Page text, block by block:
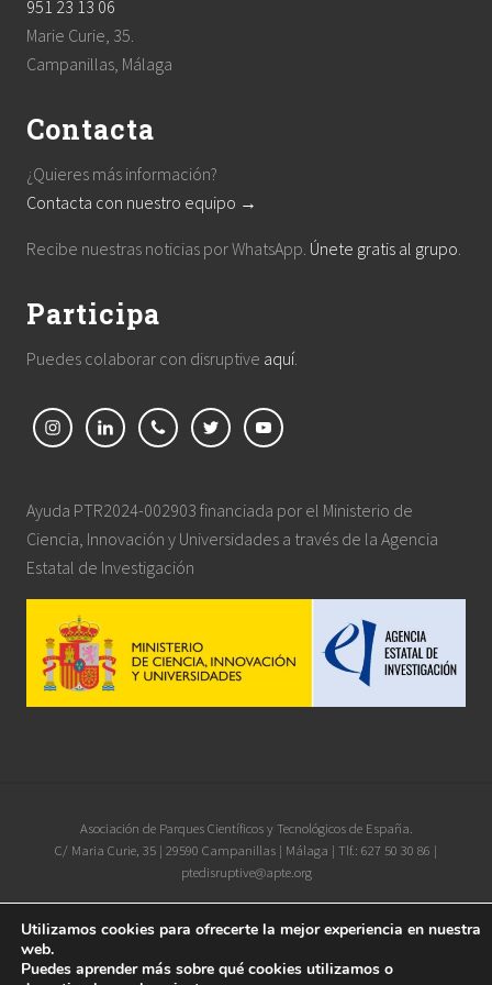
951 23 13 06
Marie Curie, 35.
Campanillas, Málaga
Contacta
¿Quieres más información?
Contacta con nuestro equipo →
Recibe nuestras noticias por WhatsApp. Únete gratis al grupo.
Participa
Puedes colaborar con disruptive aquí.
Ayuda PTR2024-002903 financiada por el Ministerio de
Ciencia, Innovación y Universidades a través de la Agencia
Estatal de Investigación
Footer
Asociación de Parques Científicos y Tecnológicos de España.
C/ Maria Curie, 35 | 29590 Campanillas | Málaga | Tlf.: 627 50 30 86 |
ptedisruptive@apte.org
Iconos diseñados porxnimrodxfromwww.flaticon.es
Utilizamos cookies para ofrecerte la mejor experiencia en nuestra
web.
Puedes aprender más sobre qué cookies utilizamos o